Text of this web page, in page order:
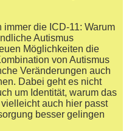
immer die ICD-11: Warum
Autismus
Möglichkeiten die
von Autismus
Veränderungen auch
Dabei geht es nicht
um Identität, warum das
vielleicht auch hier passt
besser gelingen